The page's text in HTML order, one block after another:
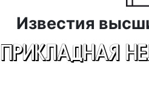
Известия
ПРИКЛАДНАЯ